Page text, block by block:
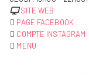
SITE WEB
PAGE FACEBOOK
COMPTE INSTAGRAM
MENU